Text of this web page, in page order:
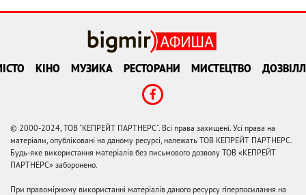
КІНО МУЗИКА РЕСТОРАНИ МИСТЕЦТВО
© 2000-2024, ТОВ "КЕПРЕЙТ ПАРТНЕРС". Всі права захищені. Усі права на
матеріали, опубліковані на даному ресурсі, належать ТОВ КЕПРЕЙТ ПАРТНЕРС.
Будь-яке використання матеріалів без письмового дозволу ТОВ «КЕПРЕЙТ
ПАРТНЕРС» заборонено.
При правомірному використанні матеріалів даного ресурсу гіперпосилання на